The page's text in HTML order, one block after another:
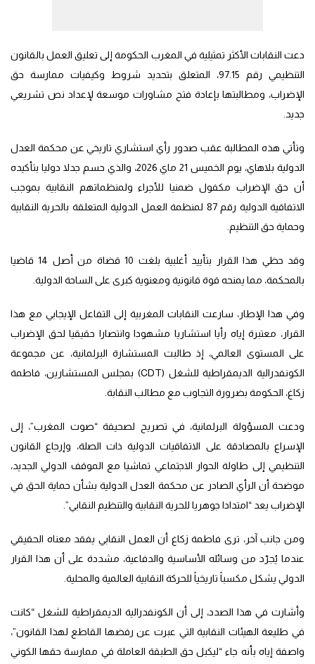
دعت النقابات الأكثر تمثيلية في المغرب الحكومة إلى تعليق العمل بالقانون
التنظيمي رقم 97.15، المتعلق بتحديد شروط وكيفيات ممارسة حق
الإضراب، ومطالبتها بإعادة فتح مشاورات موسعة لإعداد نص تشريعي
جديد.
وتأتي هذه المطالبة عقب صدور رأي استشاري تاريخي عن محكمة العدل
الدولية بلاهاي، يوم الخميس 21 ماي 2026، والذي حسم جدلا دوليا بتأكيده
أن حق الإضراب مكفول ضمنيا للأجراء ولمنظماتهم النقابية بموجب
الاتفاقية الدولية رقم 87 لمنظمة العمل الدولية المتعلقة بالحرية النقابية
وحماية حق التنظيم.
وقد حظي هذا القرار بتأييد أغلبية بلغت 10 قضاة من أصل 14 قاضيا
بالمحكمة، مما يمنحه قوة قانونية ومعنوية كبرى على الساحة الدولية.
وفي هذا الإطار، سارعت النقابات المغربية إلى التفاعل الإيجابي مع هذا
القرار، معتبرة إياه رأيا استشاريا مشهودا وانتصارا حقيقيا لحق الإضراب
على المستوى العالمي، إذ طالبت المستشارة البرلمانية، عن مجموعة
الكونفدرالية الديمقراطية للشغل (CDT) بمجلس المستشارين، فاطمة
زكاغ، الحكومة بضرورة التجاوب مع مطالب النقابة.
ودعت المسؤولة البرلمانية، في تصريح لصحيفة “صوت المغرب”، إلى
الإسراع بالمصادقة على الاتفاقيات الدولية ذات الصلة، وإرجاع القانون
التنظيمي إلى طاولة الحوار الاجتماعي تماشيا مع الموقف الدولي الجديد،
موضحة أن الرأي الصادر عن محكمة العدل الدولية بشأن حماية الحق في
الإضراب يعد “امتدادا جوهريا للحرية النقابية والتنظيم النقابي”.
ومن جانب آخر، ترى فاطمة زكاغ أن العمل النقابي يفقد معناه الحقيقي
عندما يُجرّد من وسائله الأساسية والدفاعية، مشددة على أن هذا القرار
الدولي يشكل مكسباً تاريخياً للحركة النقابية العالمية والمحلية.
وأشارت في هذا الصدد، إلى أن الكونفدرالية الديمقراطية للشغل “كانت
في طليعة الهيئات النقابية التي عبرت عن رفضها القاطع لهذا القانون”،
واصفة إياه بأنه جاء “ليكبل حق الطبقة العاملة في ممارسة حقها الكوني